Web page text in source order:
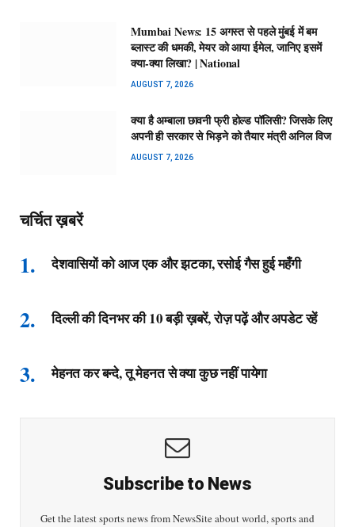
Mumbai News: 15 अगस्त से पहले मुंबई में बम
ब्लास्ट की धमकी, मेयर को आया ईमेल, जानिए इसमें
क्या-क्या लिखा? | National
AUGUST 7, 2026
क्या है अम्बाला छावनी फ्री होल्ड पॉलिसी? जिसके लिए
अपनी ही सरकार से भिड़ने को तैयार मंत्री अनिल विज
AUGUST 7, 2026
चर्चित ख़बरें
देशवासियों को आज एक और झटका, रसोई गैस हुई महँगी
दिल्ली की दिनभर की 10 बड़ी ख़बरें, रोज़ पढ़ें और अपडेट रहें
मेहनत कर बन्दे, तू मेहनत से क्या कुछ नहीं पायेगा
Subscribe to News
Get the latest sports news from NewsSite about world, sports and